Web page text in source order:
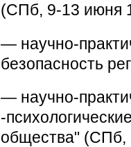
(СПб, 9-13 июня
— научно-
безопасность
— научно-
-
общества" (СПб,